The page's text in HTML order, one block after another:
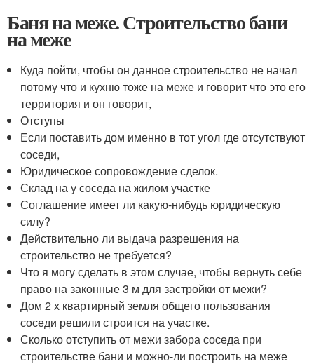
Баня на меже. Строительство бани
на меже
Куда пойти, чтобы он данное строительство не начал
потому что и кухню тоже на меже и говорит что это его
территория и он говорит,
Отступы
Если поставить дом именно в тот угол где отсутствуют
соседи,
Юридическое сопровождение сделок.
Склад на у соседа на жилом участке
Соглашение имеет ли какую-нибудь юридическую
силу?
Действительно ли выдача разрешения на
строительство не требуется?
Что я могу сделать в этом случае, чтобы вернуть себе
право на законные 3 м для застройки от межи?
Дом 2 х квартирный земля общего пользования
соседи решили строится на участке.
Сколько отступить от межи забора соседа при
строительстве бани и можно-ли построить на меже